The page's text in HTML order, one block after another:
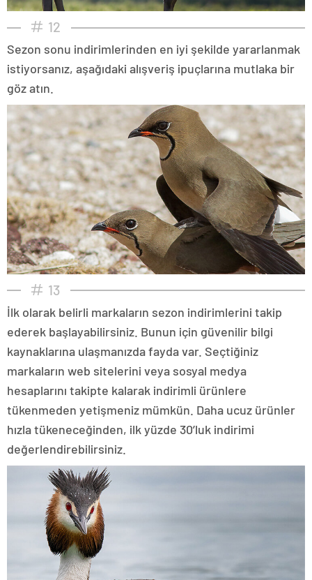
12
Sezon sonu indirimlerinden en iyi şekilde yararlanmak
istiyorsanız, aşağıdaki alışveriş ipuçlarına mutlaka bir
göz atın.
13
İlk olarak belirli markaların sezon indirimlerini takip
ederek başlayabilirsiniz. Bunun için güvenilir bilgi
kaynaklarına ulaşmanızda fayda var. Seçtiğiniz
markaların web sitelerini veya sosyal medya
hesaplarını takipte kalarak indirimli ürünlere
tükenmeden yetişmeniz mümkün. Daha ucuz ürünler
hızla tükeneceğinden, ilk yüzde 30’luk indirimi
değerlendirebilirsiniz.